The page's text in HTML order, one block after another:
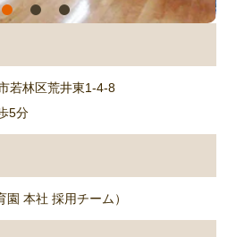
若林区荒井東1-4-8
5分
本社 採用チーム）